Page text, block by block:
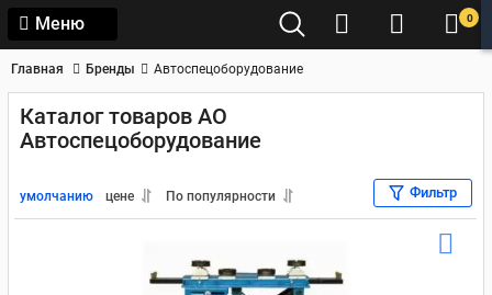
Меню 0
Главная Бренды Автоспецоборудование
Каталог товаров АО
Автоспецоборудование
умолчанию цене По популярности Фильтр